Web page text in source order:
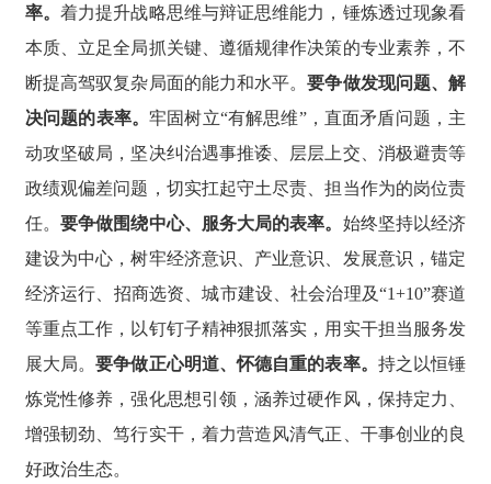
率。着力提升战略思维与辩证思维能力，锤炼透过现象看
本质、立足全局抓关键、遵循规律作决策的专业素养，不
断提高驾驭复杂局面的能力和水平。要争做发现问题、解
决问题的表率。牢固树立“有解思维”，直面矛盾问题，主
动攻坚破局，坚决纠治遇事推诿、层层上交、消极避责等
政绩观偏差问题，切实扛起守土尽责、担当作为的岗位责
任。要争做围绕中心、服务大局的表率。 始终坚持以经济
建设为中心，树牢经济意识、产业意识、发展意识，锚定
经济运行、招商选资、城市建设、社会治理及“1+10”赛道
等重点工作，以钉钉子精神狠抓落实，用实干担当服务发
展大局。要争做正心明道、怀德自重的表率。 持之以恒锤
炼党性修养，强化思想引领，涵养过硬作风，保持定力、
增强韧劲、笃行实干，着力营造风清气正、干事创业的良
好政治生态。